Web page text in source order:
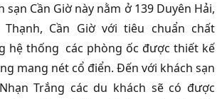
sạn Cần Giờ này nằm ở 139 Duyên Hải,
Thạnh, Cần Giờ với tiêu chuẩn chất
hệ thống các phòng ốc được thiết kế
mang nét cổ điển. Đến với khách sạn
Trắng các du khách sẽ có được